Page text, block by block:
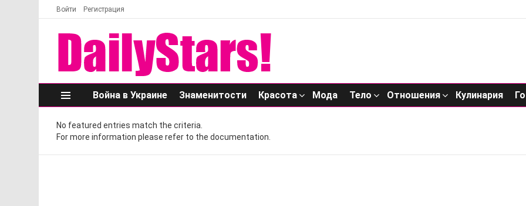
Войти Регистрация
Меню
Война в Украине Знаменитости Красота Мода Тело Отношения Кулинария
No featured entries match the criteria.
For more information please refer to the documentation.